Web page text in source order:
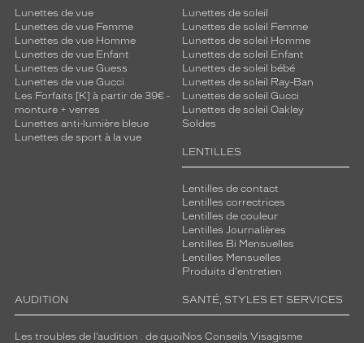
Lunettes de vue
Lunettes de vue Femme
Lunettes de vue Homme
Lunettes de vue Enfant
Lunettes de vue Guess
Lunettes de vue Gucci
Les Forfaits [K] à partir de 39€ -
monture + verres
Lunettes anti-lumière bleue
Lunettes de sport à la vue
Lunettes de soleil
Lunettes de soleil Femme
Lunettes de soleil Homme
Lunettes de soleil Enfant
Lunettes de soleil bébé
Lunettes de soleil Ray-Ban
Lunettes de soleil Gucci
Lunettes de soleil Oakley
Soldes
LENTILLES
Lentilles de contact
Lentilles correctrices
Lentilles de couleur
Lentilles Journalières
Lentilles Bi Mensuelles
Lentilles Mensuelles
Produits d'entretien
AUDITION
Les troubles de l’audition : de quoi
SANTÉ, STYLES ET SERVICES
Nos Conseils Visagisme